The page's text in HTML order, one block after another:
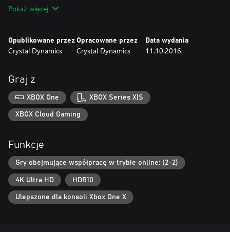
sieci w trybie wytrzymałości, poziom trudności „Supertwardziel” w
kampanii, strój i broń 20 Year Celebration, 5 klasycznych skórek,
„Baba Yaga: Świątynia Wiedźmy" i „Przebudzenie zimnej
ciemności", tryb wytrzymałości, 12 strojów, 7 rodzajów broni i 35
kart ekspedycji. Ponad 50 godzin zabawy gwarantuje, że jest to
najobszerniejsza edycja tej nagradzanej gry.
Pokaż więcej
Opublikowane przez
Crystal Dynamics
Opracowane przez
Crystal Dynamics
Data wydania
11.10.2016
Graj z
XBOX One XBOX Series X|S
XBOX Cloud Gaming
Funkcje
Gry obejmujące współpracę w trybie online: (2-2)
4K Ultra HD HDR10
Ulepszone dla konsoli Xbox One X